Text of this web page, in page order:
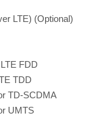
LTE) (Optional)
FDD
TDD
SCDMA